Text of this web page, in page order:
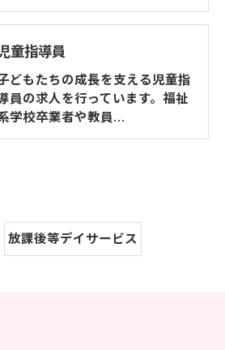
童指導員
どもたちの成長を支える児童指
員の求人を行っています。福祉
学校卒業者や教員…
放課後等デイサービス